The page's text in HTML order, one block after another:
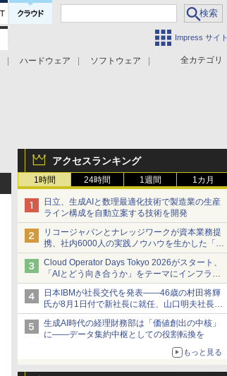
Impress サイト
全カテゴリ
ハードウェア
ソフトウェア
アクセスランキング
1時間 24時間 1週間 1カ月
日立、生成AIと数理最適化技術で製造業の生産
ライン構成を自動立案する技術を開発
リコージャパンとナレッジワークが資本業務提
携、社内6000人の実践ノウハウを生かした「AI
商談記録 for RICOH」を展開へ
Cloud Operator Days Tokyo 2026がスタート、
「AIとどう向き合うか」をテーマにインフラ運
用の知見を集約
日本IBMが社長交代を発表――46歳の村田将輝
氏が8月1日付で新社長に就任、山口明夫社長は
会長へ
生成AI時代の経理財務部は「価値創出の中核」
に――データ集約中枢としての役割転換を
もっと見る